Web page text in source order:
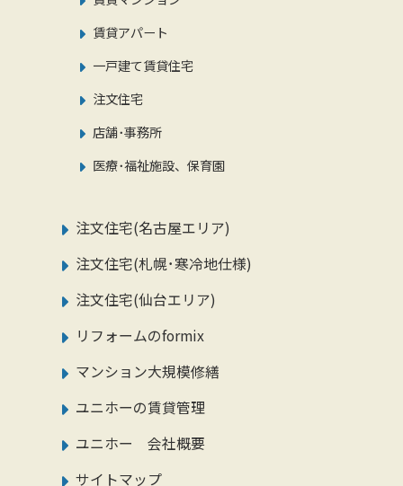
賃貸アパート
一戸建て賃貸住宅
注文住宅
店舗･事務所
医療･福祉施設、保育園
注文住宅(名古屋エリア)
注文住宅(札幌･寒冷地仕様)
注文住宅(仙台エリア)
リフォームのformix
マンション大規模修繕
ユニホーの賃貸管理
ユニホー 会社概要
サイトマップ